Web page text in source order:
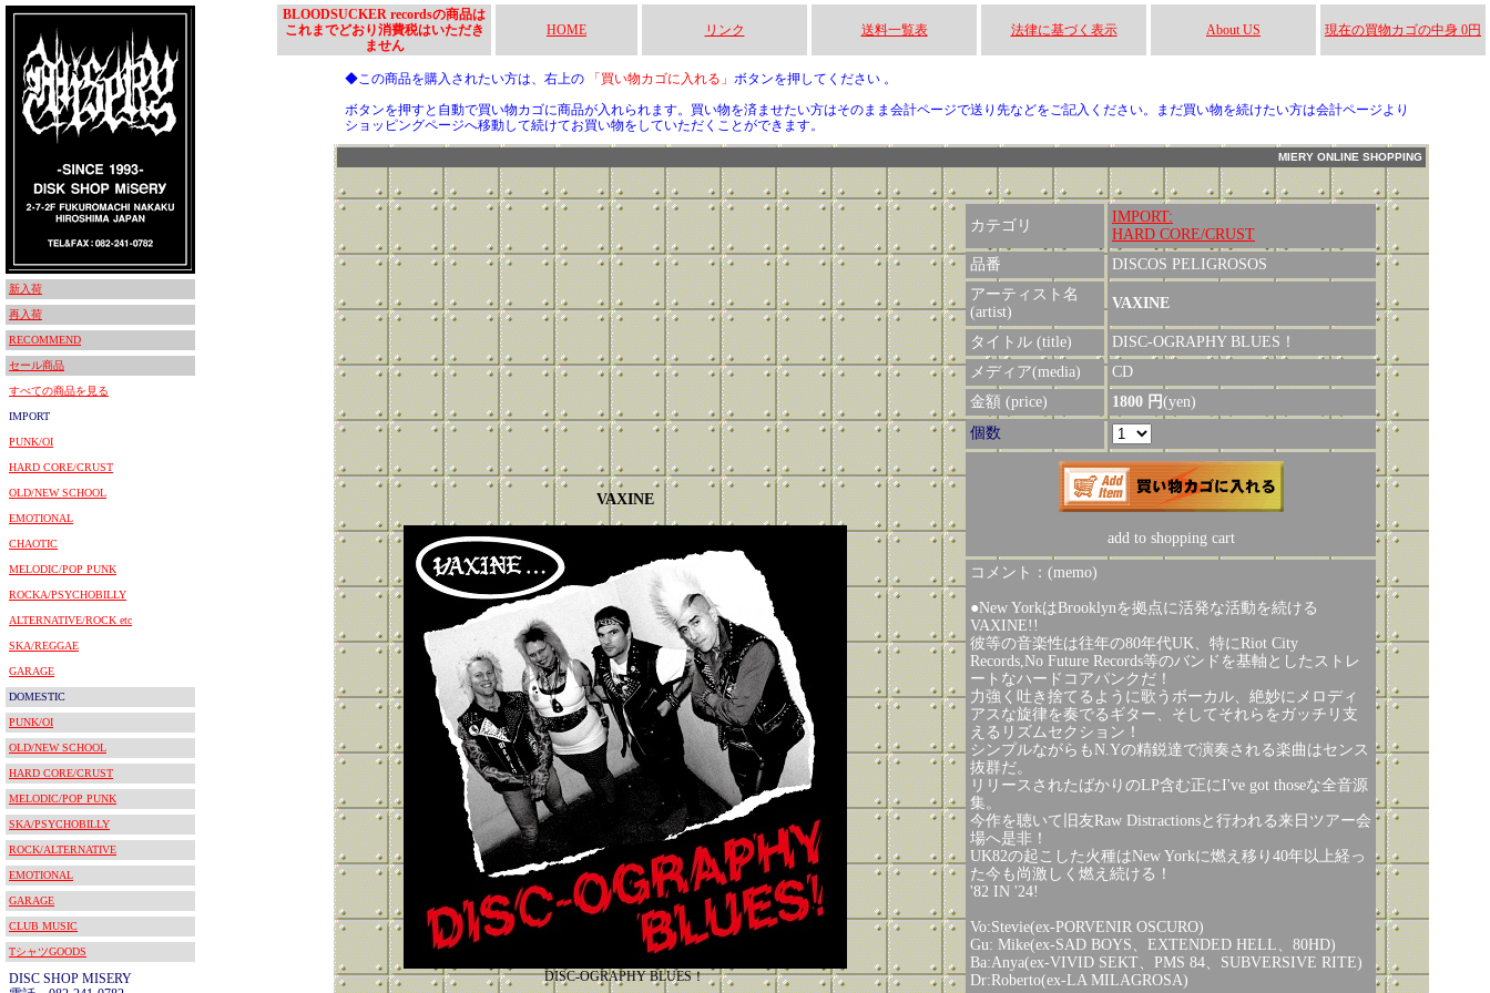
新入荷
再入荷
RECOMMEND
セール商品
すべての商品を見る
IMPORT
PUNK/OI
HARD CORE/CRUST
OLD/NEW SCHOOL
EMOTIONAL
CHAOTIC
MELODIC/POP PUNK
ROCKA/PSYCHOBILLY
ALTERNATIVE/ROCK etc
SKA/REGGAE
GARAGE
DOMESTIC
PUNK/OI
OLD/NEW SCHOOL
HARD CORE/CRUST
MELODIC/POP PUNK
SKA/PSYCHOBILLY
ROCK/ALTERNATIVE
EMOTIONAL
GARAGE
CLUB MUSIC
TシャツGOODS
DISC SHOP MISERY
BLOODSUCKER recordsの商品は
これまでどおり消費税はいただき
ません
HOME リンク 送料一覧表 法律に基づく表示 About US 現在の買物カゴの中身 0円
◆この商品を購入されたい方は、右上の 「買い物カゴに入れる」 ボタンを押してください 。
ボタンを押すと自動で買い物カゴに商品が入れられます。買い物を済ませたい方はそのまま会計ページで送り先などをご記入ください。まだ買い物を続けたい方は会計ページより
ショッピングページへ移動して続けてお買い物をしていただくことができます。
MIERY ONLINE SHOPPING
VAXINE
DISC-OGRAPHY BLUES！
カテゴリ
IMPORT:
HARD CORE/CRUST
品番
DISCOS PELIGROSOS
アーティスト名
(artist)
VAXINE
タイトル (title)
DISC-OGRAPHY BLUES！
メディア(media)
CD
金額 (price)
1800 円(yen)
個数
add to shopping cart
コメント：(memo)
●New YorkはBrooklynを拠点に活発な活動を続ける
VAXINE!!
彼等の音楽性は往年の80年代UK、特にRiot City
Records,No Future Records等のバンドを基軸としたストレ
ートなハードコアパンクだ！
力強く吐き捨てるように歌うボーカル、絶妙にメロディ
アスな旋律を奏でるギター、そしてそれらをガッチリ支
えるリズムセクション！
シンプルながらもN.Yの精鋭達で演奏される楽曲はセンス
抜群だ。
リリースされたばかりのLP含む正にI've got thoseな全音源
集。
今作を聴いて旧友Raw Distractionsと行われる来日ツアー会
場へ是非！
UK82の起こした火種はNew Yorkに燃え移り40年以上経っ
た今も尚激しく燃え続ける！
'82 IN '24!
Vo:Stevie(ex-PORVENIR OSCURO)
Gu: Mike(ex-SAD BOYS、EXTENDED HELL、80HD)
Ba:Anya(ex-VIVID SEKT、PMS 84、SUBVERSIVE RITE)
Dr:Roberto(ex-LA MILAGROSA)